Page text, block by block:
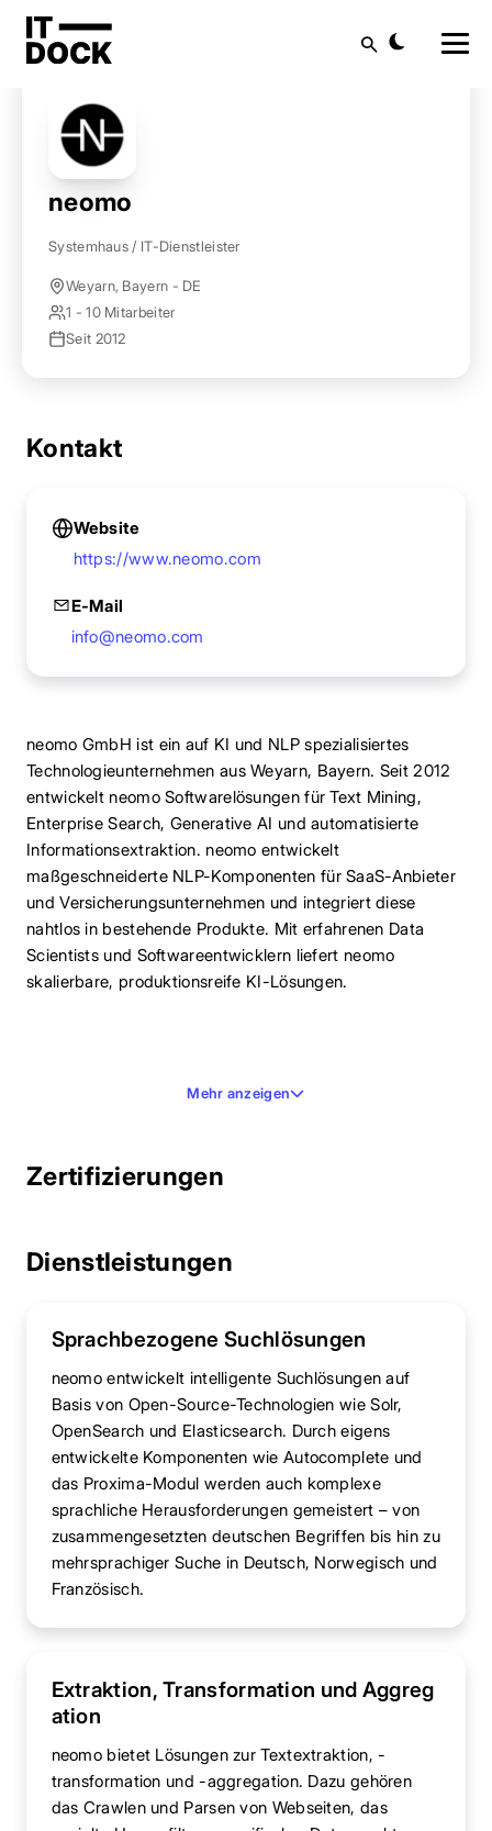
Startseite Anbieter finden
neomo
Systemhaus / IT-Dienstleister
Weyarn, Bayern - DE
1 - 10 Mitarbeiter
Seit 2012
Kontakt
Website
https://www.neomo.com
E-Mail
info@neomo.com
neomo GmbH ist ein auf KI und NLP spezialisiertes
Technologieunternehmen aus Weyarn, Bayern. Seit 2012
entwickelt neomo Softwarelösungen für Text Mining,
Enterprise Search, Generative AI und automatisierte
Informationsextraktion. neomo entwickelt
maßgeschneiderte NLP-Komponenten für SaaS-Anbieter
und Versicherungsunternehmen und integriert diese
nahtlos in bestehende Produkte. Mit erfahrenen Data
Scientists und Softwareentwicklern liefert neomo
skalierbare, produktionsreife KI-Lösungen.
Mehr anzeigen
Zertifizierungen
Dienstleistungen
Sprachbezogene Suchlösungen
neomo entwickelt intelligente Suchlösungen auf
Basis von Open-Source-Technologien wie Solr,
OpenSearch und Elasticsearch. Durch eigens
entwickelte Komponenten wie Autocomplete und
das Proxima-Modul werden auch komplexe
sprachliche Herausforderungen gemeistert – von
zusammengesetzten deutschen Begriffen bis hin zu
mehrsprachiger Suche in Deutsch, Norwegisch und
Französisch.
Extraktion, Transformation und Aggreg
ation
neomo bietet Lösungen zur Textextraktion, -
transformation und -aggregation. Dazu gehören
das Crawlen und Parsen von Webseiten, das